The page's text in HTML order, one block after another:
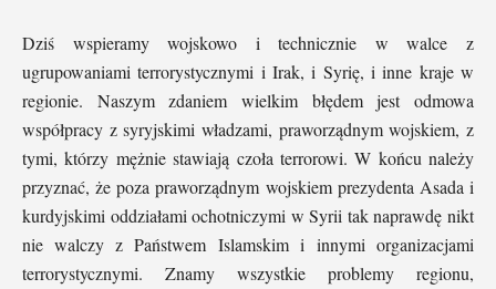
Dziś wspieramy wojskowo i technicznie w walce z
ugrupowaniami terrorystycznymi i Irak, i Syrię, i inne kraje w
regionie. Naszym zdaniem wielkim błędem jest odmowa
współpracy z syryjskimi władzami, praworządnym wojskiem, z
tymi, którzy mężnie stawiają czoła terrorowi. W końcu należy
przyznać, że poza praworządnym wojskiem prezydenta Asada i
kurdyjskimi oddziałami ochotniczymi w Syrii tak naprawdę nikt
nie walczy z Państwem Islamskim i innymi organizacjami
terrorystycznymi. Znamy wszystkie problemy regionu,